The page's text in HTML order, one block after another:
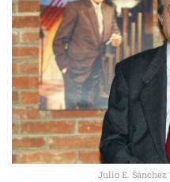
Julio E. Sánchez